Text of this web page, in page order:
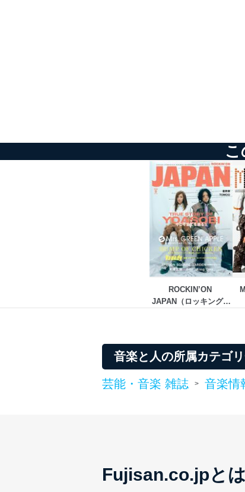
システムを使用
個人データを取
個人データを取
情報システムの使
当社は、内部監査及
の状態を維持します。
苦情及び相談受付け窓
貴殿の個人情報及び
適切、かつ迅速に対
株式会社富士山マガジ
TEL：0570-200-223
FAX：03-5459-7073
e-mail：
改訂：2025年2月20日
代表取締役会長 西野
個人情報の取扱いに
１．個人情報保護管理
代表取締役会長 西野
個人情報保護管理者:
ROCKIN’ON
JAPAN（ロッキング・
音楽と人の所属カテゴ
芸能・音楽 雑誌 > 音楽情
Fujisan.co.jpと